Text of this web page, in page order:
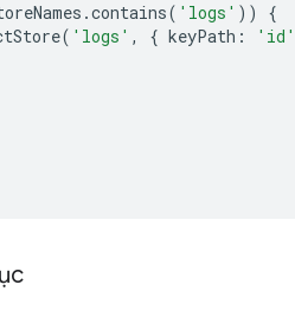
.contains( 'logs' ))
{
( 'logs' , { keyPath :
'id'